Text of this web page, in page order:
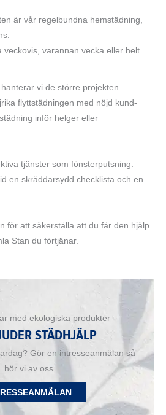
är vår regelbundna hemstädning,
veckovis, varannan vecka eller helt
vi de större projekten.
flyttstädningen med nöjd kund-
inför helger eller
tjänster som fönsterputsning.
en skräddarsydd checklista och en
för att säkerställa att du får den hjälp
Stan du förtjänar.
med ekologiska produkter
STÄDHJÄLP
Gör en intresseanmälan så
hör vi av oss